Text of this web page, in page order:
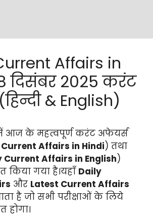
Affairs in
दिसंबर 2025 करंट
& English)
आज के महत्वपूर्ण करंट अफेयर्स
Affairs in Hindi) तथा
Current Affairs in English)
किया गया है।यहाँ Daily
और Latest Current Affairs
है जो सभी परीक्षाओं के लिये
होगा।